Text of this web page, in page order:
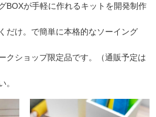
BOXが手軽に作れるキットを開発制作
だけ。で簡単に本格的なソーイング
クショップ限定品です。（通販予定は
。